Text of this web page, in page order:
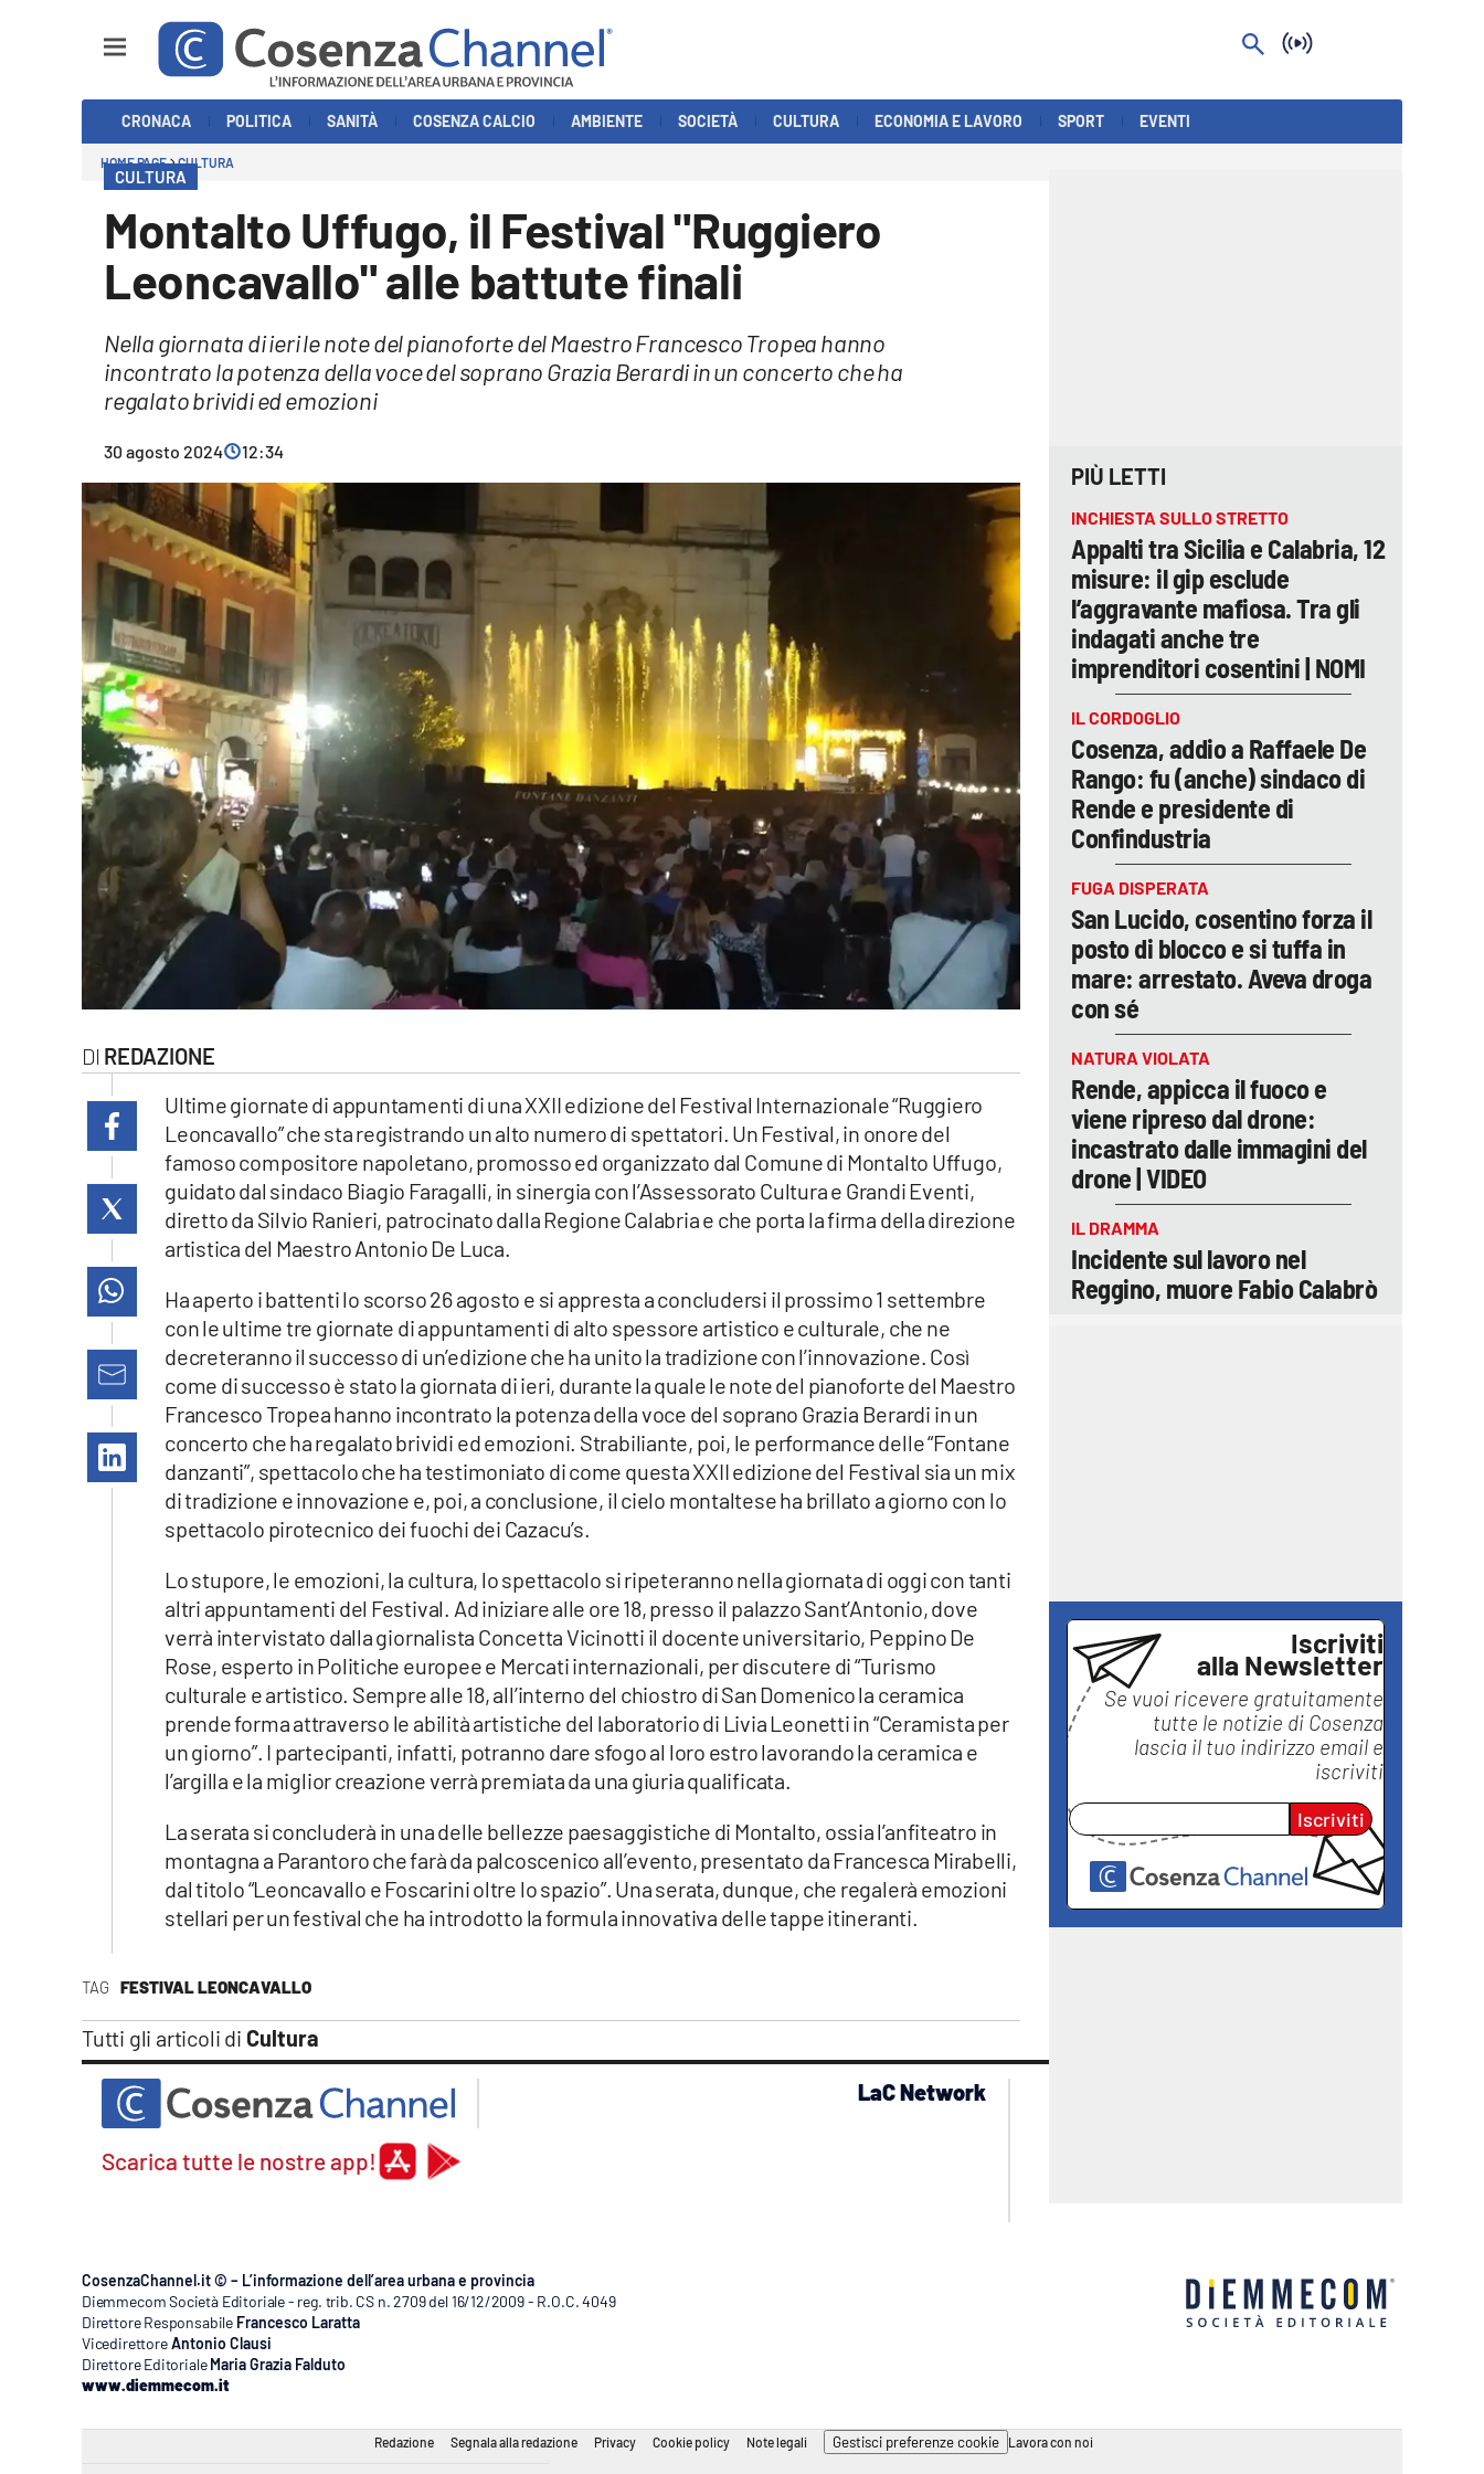
Economia e Lavoro
Streaming
Lac Network
lacitymag.it
catanzarochannel.it
Vai
CRONACA POLITICA SANITÀ COSENZA CALCIO AMBIENTE SOCIETÀ CULTURA ECONOMIA E LAVORO SPORT EVENTI
HOME PAGE CULTURA
CULTURA
Montalto Uffugo, il Festival "Ruggiero
Leoncavallo" alle battute finali
Nella giornata di ieri le note del pianoforte del Maestro Francesco Tropea hanno
incontrato la potenza della voce del soprano Grazia Berardi in un concerto che ha
regalato brividi ed emozioni
30 agosto 2024 12:34
REDAZIONE
TAG FESTIVAL LEONCAVALLO
Tutti gli articoli di Cultura
Ultime giornate di appuntamenti di una XXII edizione del Festival Internazionale “Ruggiero
Leoncavallo” che sta registrando un alto numero di spettatori. Un Festival, in onore del
famoso compositore napoletano, promosso ed organizzato dal Comune di Montalto Uffugo,
guidato dal sindaco Biagio Faragalli, in sinergia con l’Assessorato Cultura e Grandi Eventi,
diretto da Silvio Ranieri, patrocinato dalla Regione Calabria e che porta la firma della direzione
artistica del Maestro Antonio De Luca.
Ha aperto i battenti lo scorso 26 agosto e si appresta a concludersi il prossimo 1 settembre
con le ultime tre giornate di appuntamenti di alto spessore artistico e culturale, che ne
decreteranno il successo di un’edizione che ha unito la tradizione con l’innovazione. Così
come di successo è stato la giornata di ieri, durante la quale le note del pianoforte del Maestro
Francesco Tropea hanno incontrato la potenza della voce del soprano Grazia Berardi in un
concerto che ha regalato brividi ed emozioni. Strabiliante, poi, le performance delle “Fontane
danzanti”, spettacolo che ha testimoniato di come questa XXII edizione del Festival sia un mix
di tradizione e innovazione e, poi, a conclusione, il cielo montaltese ha brillato a giorno con lo
spettacolo pirotecnico dei fuochi dei Cazacu’s.
Lo stupore, le emozioni, la cultura, lo spettacolo si ripeteranno nella giornata di oggi con tanti
altri appuntamenti del Festival. Ad iniziare alle ore 18, presso il palazzo Sant’Antonio, dove
verrà intervistato dalla giornalista Concetta Vicinotti il docente universitario, Peppino De
Rose, esperto in Politiche europee e Mercati internazionali, per discutere di “Turismo
culturale e artistico. Sempre alle 18, all’interno del chiostro di San Domenico la ceramica
prende forma attraverso le abilità artistiche del laboratorio di Livia Leonetti in “Ceramista per
un giorno”. I partecipanti, infatti, potranno dare sfogo al loro estro lavorando la ceramica e
l’argilla e la miglior creazione verrà premiata da una giuria qualificata.
La serata si concluderà in una delle bellezze paesaggistiche di Montalto, ossia l’anfiteatro in
montagna a Parantoro che farà da palcoscenico all’evento, presentato da Francesca Mirabelli,
dal titolo “Leoncavallo e Foscarini oltre lo spazio”. Una serata, dunque, che regalerà emozioni
stellari per un festival che ha introdotto la formula innovativa delle tappe itineranti.
PIÙ LETTI
INCHIESTA SULLO STRETTO
Appalti tra Sicilia e Calabria, 12
misure: il gip esclude
l’aggravante mafiosa. Tra gli
indagati anche tre
imprenditori cosentini | NOMI
IL CORDOGLIO
Cosenza, addio a Raffaele De
Rango: fu (anche) sindaco di
Rende e presidente di
Confindustria
FUGA DISPERATA
San Lucido, cosentino forza il
posto di blocco e si tuffa in
mare: arrestato. Aveva droga
con sé
NATURA VIOLATA
Rende, appicca il fuoco e
viene ripreso dal drone:
incastrato dalle immagini del
drone | VIDEO
IL DRAMMA
Incidente sul lavoro nel
Reggino, muore Fabio Calabrò
Iscriviti
alla Newsletter
Se vuoi ricevere gratuitamente
tutte le notizie di Cosenza
lascia il tuo indirizzo email e
iscriviti
Iscriviti
Scarica tutte le nostre app!
LaC Network
CosenzaChannel.it © – L’informazione dell’area urbana e provincia
Diemmecom Società Editoriale - reg. trib. CS n. 2709 del 16/12/2009 - R.O.C. 4049
Direttore Responsabile Francesco Laratta
VicedirettoreAntonio Clausi
Direttore Editoriale Maria Grazia Falduto
www.diemmecom.it
Redazione Segnala alla redazione Privacy Cookie policy Note legali Gestisci preferenze cookie Lavora con noi